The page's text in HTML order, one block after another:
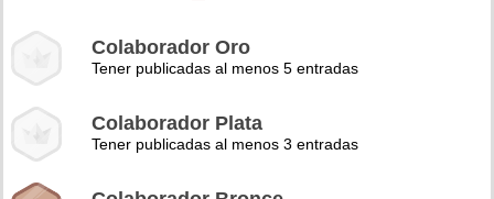
Colaborador Oro
Tener publicadas al menos 5 entradas
Colaborador Plata
Tener publicadas al menos 3 entradas